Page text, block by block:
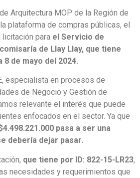
Arquitectura MOP de la Región de
plataforma de compras públicas, el
para el Servicio de
de Llay Llay, que tiene
de mayo del 2024.
especialista en procesos de
de Negocio y Gestión de
relevante el interés que puede
enfocados en el sector. Ya que
pasa a ser una
debería dejar pasar.
que tiene por ID: 822-15-LR23,
necesidades y requerimientos que